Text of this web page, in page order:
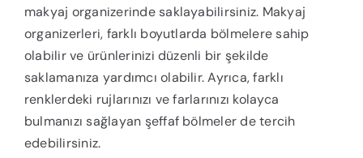
makyaj organizerinde saklayabilirsiniz. Makyaj
organizerleri, farklı boyutlarda bölmelere sahip
olabilir ve ürünlerinizi düzenli bir şekilde
saklamanıza yardımcı olabilir. Ayrıca, farklı
renklerdeki rujlarınızı ve farlarınızı kolayca
bulmanızı sağlayan şeffaf bölmeler de tercih
edebilirsiniz.